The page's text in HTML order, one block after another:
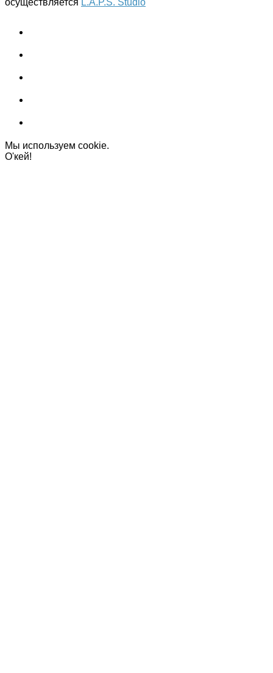
осуществляется L.A.P.S. Studio
Мы используем cookie.
О'кей!